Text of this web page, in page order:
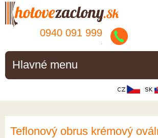
0940 091 999
Hlavné menu
Teflonový obrus krémový